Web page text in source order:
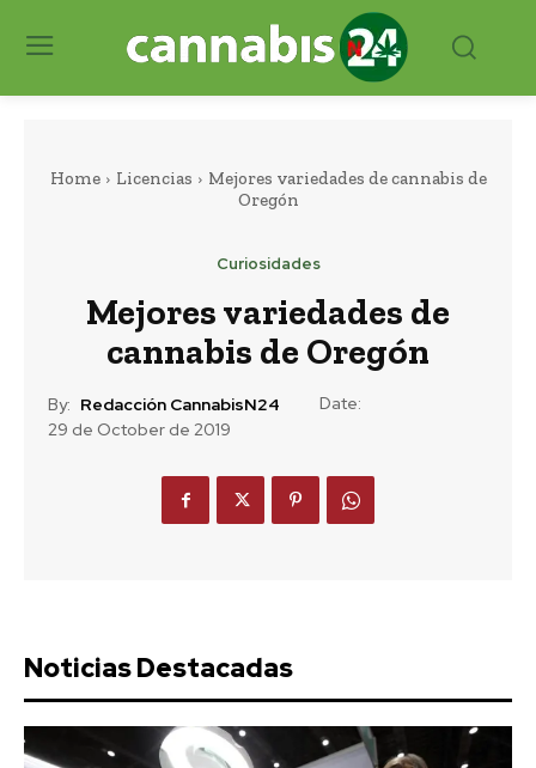
Home Licencias
Mejores variedades de cannabis de
Oregón
Curiosidades
Mejores variedades de
cannabis de Oregón
By: Redacción CannabisN24
Date:
29 de October de 2019
Noticias Destacadas